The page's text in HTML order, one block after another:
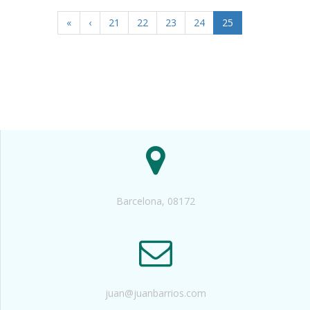
« ‹ 21 22 23 24 25
Barcelona, 08172
juan@juanbarrios.com